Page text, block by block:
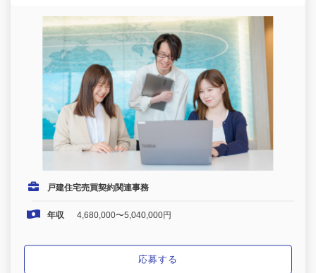
戸建住宅売買契約関連事務
年収 4,680,000〜5,040,000円
応募する